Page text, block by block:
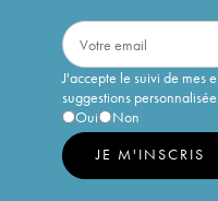
J'accepte le suivi de mes
suggestions
Oui
Non
JE M'INSCRIS